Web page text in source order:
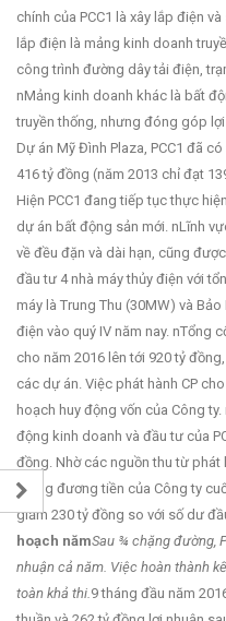
chính của PCC1 là xây lắp điện
lắp điện là mảng kinh doanh
công trình đường dây tải điện,
nMảng kinh doanh khác là bất
truyền thống, nhưng đóng góp lợi
Dự án Mỹ Đình Plaza, PCC1 đã
416 tỷ đồng (năm 2013 chỉ đạt
Hiện PCC1 đang tiếp tục thực
dự án bất động sản mới. nLĩnh
về đều đặn và dài hạn, cũng
đầu tư 4 nhà máy thủy điện với
máy là Trung Thu (30MW) và
điện vào quý IV năm nay. nTổng
cho năm 2016 lên tới 920 tỷ
các dự án. Việc phát hành CP
hoạch huy động vốn của Công
động kinh doanh và đầu tư của
đồng. Nhờ các nguồn thu từ phát
tương đương tiền của Công ty
giảm 230 tỷ đồng so với số dư
hoạch nămSau ¾ chặng đường,
nhuận cả năm. Việc hoàn thành
toàn khả thi. 9 tháng đầu năm